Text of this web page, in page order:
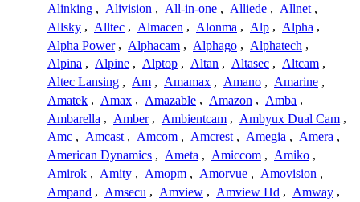
Alinking , Alivision , All-in-one , Alliede , Allnet ,
Allsky , Alltec , Almacen , Alonma , Alp , Alpha ,
Alpha Power , Alphacam , Alphago , Alphatech ,
Alpina , Alpine , Alptop , Altan , Altasec , Altcam ,
Altec Lansing , Am , Amamax , Amano , Amarine ,
Amatek , Amax , Amazable , Amazon , Amba ,
Ambarella , Amber , Ambientcam , Ambyux Dual Cam ,
Amc , Amcast , Amcom , Amcrest , Amegia , Amera ,
American Dynamics , Ameta , Amiccom , Amiko ,
Amirok , Amity , Amopm , Amorvue , Amovision ,
Ampand , Amsecu , Amview , Amview Hd , Amway ,